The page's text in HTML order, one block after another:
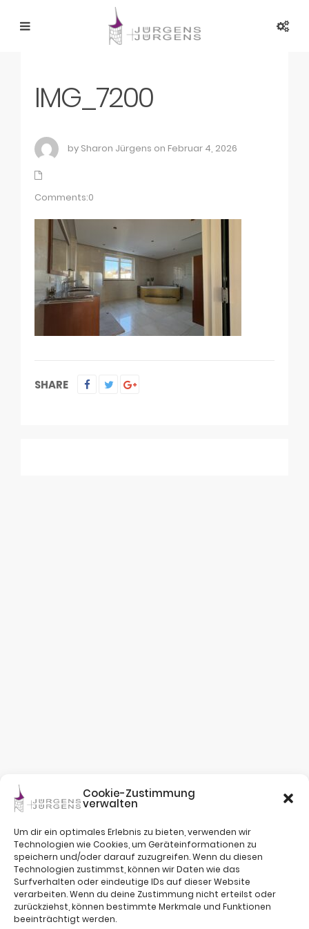
Cookie-Zustimmung
verwalten
Um dir ein optimales Erlebnis zu bieten, verwenden wir
Technologien wie Cookies, um Geräteinformationen zu
speichern und/oder darauf zuzugreifen. Wenn du diesen
Technologien zustimmst, können wir Daten wie das
Surfverhalten oder eindeutige IDs auf dieser Website
verarbeiten. Wenn du deine Zustimmung nicht erteilst oder
zurückziehst, können bestimmte Merkmale und Funktionen
beeinträchtigt werden.
IMG_7200
by Sharon Jürgens on Februar 4, 2026
Comments:0
SHARE